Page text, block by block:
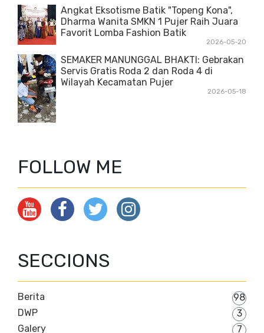
Angkat Eksotisme Batik "Topeng Kona",
Dharma Wanita SMKN 1 Pujer Raih Juara
Favorit Lomba Fashion Batik
2026-05-20
SEMAKER MANUNGGAL BHAKTI: Gebrakan
Servis Gratis Roda 2 dan Roda 4 di
Wilayah Kecamatan Pujer
2026-05-18
FOLLOW ME
SECCIONS
Berita
98
DWP
3
Galery
7